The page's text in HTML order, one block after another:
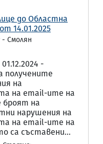
до Областна
14.01.2025
Смолян
-
получените
на
на email-ите на
броят на
нарушения на
на email-ите на
са съставени...